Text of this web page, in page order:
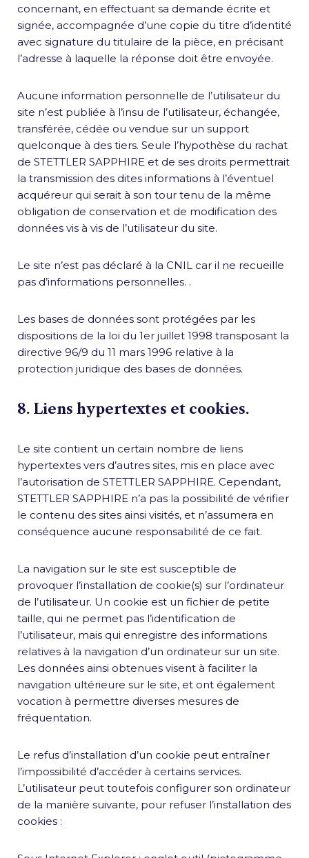
concernant, en effectuant sa demande écrite et
signée, accompagnée d’une copie du titre d’identité
avec signature du titulaire de la pièce, en précisant
l’adresse à laquelle la réponse doit être envoyée.
Aucune information personnelle de l’utilisateur du
site n’est publiée à l’insu de l’utilisateur, échangée,
transférée, cédée ou vendue sur un support
quelconque à des tiers. Seule l’hypothèse du rachat
de STETTLER SAPPHIRE et de ses droits permettrait
la transmission des dites informations à l’éventuel
acquéreur qui serait à son tour tenu de la même
obligation de conservation et de modification des
données vis à vis de l’utilisateur du site.
Le site n’est pas déclaré à la CNIL car il ne recueille
pas d’informations personnelles. .
Les bases de données sont protégées par les
dispositions de la loi du 1er juillet 1998 transposant la
directive 96/9 du 11 mars 1996 relative à la
protection juridique des bases de données.
8. Liens hypertextes et cookies.
Le site contient un certain nombre de liens
hypertextes vers d’autres sites, mis en place avec
l’autorisation de STETTLER SAPPHIRE. Cependant,
STETTLER SAPPHIRE n’a pas la possibilité de vérifier
le contenu des sites ainsi visités, et n’assumera en
conséquence aucune responsabilité de ce fait.
La navigation sur le site est susceptible de
provoquer l’installation de cookie(s) sur l’ordinateur
de l’utilisateur. Un cookie est un fichier de petite
taille, qui ne permet pas l’identification de
l’utilisateur, mais qui enregistre des informations
relatives à la navigation d’un ordinateur sur un site.
Les données ainsi obtenues visent à faciliter la
navigation ultérieure sur le site, et ont également
vocation à permettre diverses mesures de
fréquentation.
Le refus d’installation d’un cookie peut entraîner
l’impossibilité d’accéder à certains services.
L’utilisateur peut toutefois configurer son ordinateur
de la manière suivante, pour refuser l’installation des
cookies :